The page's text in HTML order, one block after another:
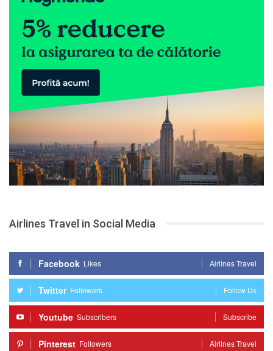
Airlines Travel in Social Media
Facebook Likes Airlines Travel
Twitter Followers Follow Us
Youtube Subscribers Subscribe
Pinterest Followers Airlines Travel